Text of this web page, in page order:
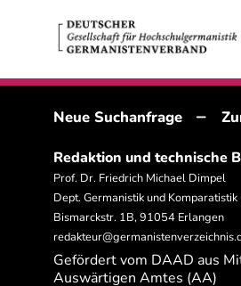
Neue Suchanfrage –
Redaktion und technische
Prof. Dr. Friedrich Michael Dimpel
Dept. Germanistik und Komparatistik
Bismarckstr. 1B, 91054 Erlangen
Gefördert vom DAAD aus
Auswärtigen Amtes (AA)